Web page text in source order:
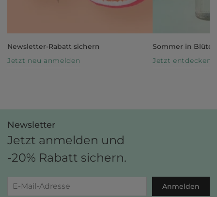
Newsletter-Rabatt sichern
Jetzt neu anmelden
Sommer in Blüte
Jetzt entdecken
Newsletter
Jetzt anmelden und
-20% Rabatt sichern.
Anmelden